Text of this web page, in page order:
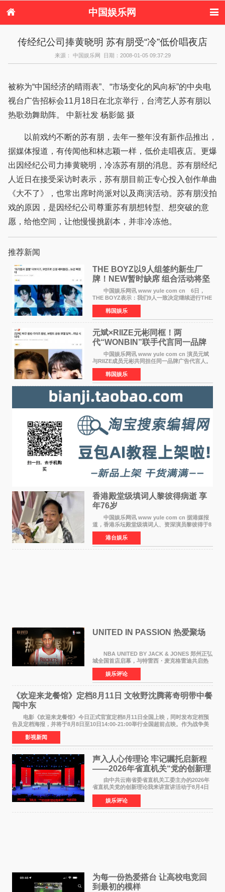
中国娱乐网
港台娱乐
日本娱乐 韩国娱乐
欧美娱乐
音乐新闻 影视新闻
内地明星八卦
八卦
传经纪公司捧黄晓明 苏有朋受“冷”低价唱夜店
来源： 中国娱乐网 日期：2008-01-05 09:37:29
被称为“中国经济的晴雨表”、“市场变化的风向标”的中央电
视台广告招标会11月18日在北京举行，台湾艺人苏有朋以
热歌劲舞助阵。 中新社发 杨影懿 摄
以前戏约不断的苏有朋，去年一整年没有新作品推出，
据媒体报道，有传闻他和林志颖一样，低价走唱夜店。更爆
出因经纪公司力捧黄晓明，冷冻苏有朋的消息。苏有朋经纪
人近日在接受采访时表示，苏有朋目前正专心投入创作单曲
《大不了》，也常出席时尚派对以及商演活动。苏有朋没拍
戏的原因，是因经纪公司尊重苏有朋想转型、想突破的意
愿，给他空间，让他慢慢挑剧本，并非冷冻他。
推荐新闻
THE BOYZ以9人组签约新生厂
牌！NEW暂时缺席 组合活动将坚
定不移继续
中国娱乐网讯 www yule com cn 6日，
THE BOYZ表示：我们9人一致决定继续进行THE
BOYZ组合活动，并且已经完成了组合团体活动
签约。目前正在新生厂牌下进行活动准备。尚未
离开THE BOYZ原所
韩国娱乐
元斌×RIIZE元彬同框！两
代“WONBIN”联手代言同一品牌
颜值天花板合体
中国娱乐网讯 www yule com cn 演员元斌
与RIIZE成员元彬共同担任同一品牌广告代言人。
6日据独家报道，继演员元斌之后，RIIZE元彬最
近也被选为某在线中介平台A公司的共同广告代言
人，两人将作
韩国娱乐
香港殿堂级填词人黎彼得病逝 享
年76岁​
中国娱乐网讯 www yule com cn 据港媒报
道，香港乐坛殿堂级填词人、资深演员黎彼得于8
月5日上午因病离世，终年76岁。好友钟志光透
露，黎彼得今年3月中风后便卧床休养，身体机能
持续衰退，最
港台娱乐
UNITED IN PASSION 热爱聚场
NBA UNITED BY JACK & JONES 郑州正弘
城全国首店启幕，与特雷西・麦克格雷迪共启热
爱 2026 年7 月21 日，
NBAUNITEDBYJACK&JONES 全国首店，于郑
州正弘城正式启幕。NBA 传奇球星
娱乐评论
《欢迎来龙餐馆》定档8月11日 文牧野沈腾蒋奇明带中餐
闯中东
电影《欢迎来龙餐馆》今日正式官宣定档8月11日全国上映，同时发布定档预
告及定档海报，并将于8月8日至10日14:00-21:00举行全国超前点映。作为战争美
食大片，影片讲述的是中国厨师徐福（沈腾
影视新闻
声入人心传理论 牢记嘱托启新程
——2026年省直机关“党的创新理
论我来讲”宣讲活动圆满落幕
由中共云南省委省直机关工委主办的2026年
省直机关党的创新理论我来讲宣讲活动于8月4日
至5日在昆明举办。活动以 "牢记嘱托 感恩奋进
开创云南发展新局面 "为主题，坚持以新时代中国
特色社会主义
娱乐评论
为每一份热爱搭台 让高校电竞回
到最初的模样